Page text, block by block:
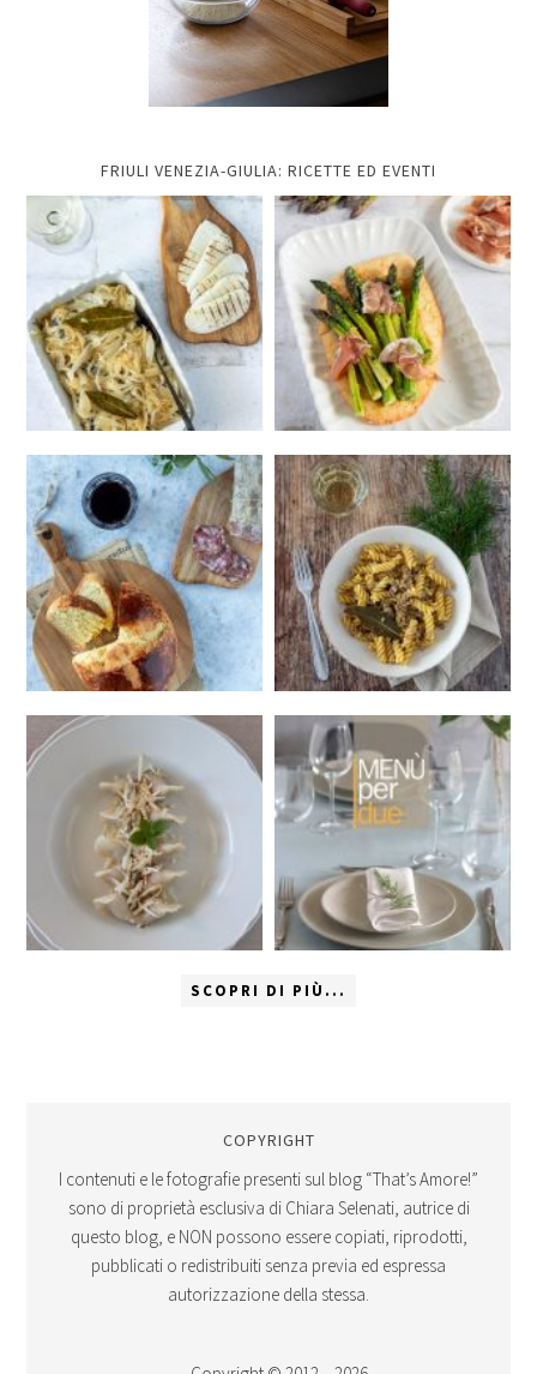
FRIULI VENEZIA-GIULIA: RICETTE ED EVENTI
SCOPRI DI PIÙ...
COPYRIGHT
I contenuti e le fotografie presenti sul blog “That’s Amore!”
sono di proprietà esclusiva di Chiara Selenati, autrice di
questo blog, e NON possono essere copiati, riprodotti,
pubblicati o redistribuiti senza previa ed espressa
autorizzazione della stessa.